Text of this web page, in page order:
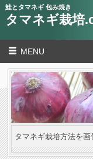
鮭とタマネギ 包み焼き
タマネギ栽培
MENU
タマネギ栽培方法を